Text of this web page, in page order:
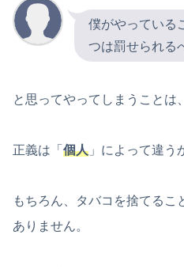
僕がやっている
つは罰せられる
と思ってやってしまうことは、
正義は「 個人 」によって違う
もちろん、タバコを捨てるこ
ありません。